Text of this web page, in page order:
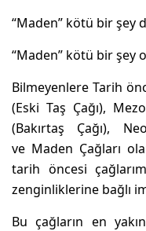
“Maden” kötü bir şey
“Maden” kötü bir şey
Bilmeyenlere Tarih
(Eski Taş Çağı),
(Bakırtaş Çağı),
ve Maden Çağları
tarih öncesi
zenginliklerine bağlı
Bu çağların en